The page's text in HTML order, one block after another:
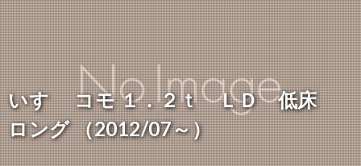
いすゞ コモ １．２ｔ ＬＤ 低床
ロング （2012/07～）